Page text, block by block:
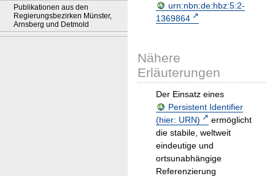
Publikationen aus den
Regierungsbezirken Münster,
Arnsberg und Detmold
urn:nbn:de:hbz:5:2-
1369864
Nähere
Erläuterungen
Der Einsatz eines
Persistent Identifier
(hier: URN)
ermöglicht
die stabile, weltweit
eindeutige und
ortsunabhängige
Referenzierung